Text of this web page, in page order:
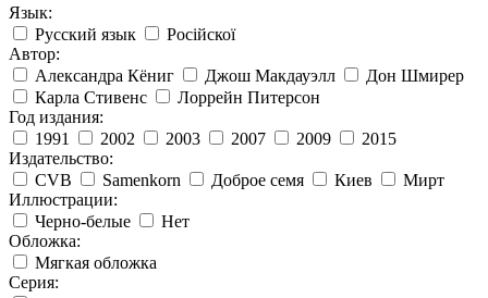
Язык:
Русский язык
Російскої
Автор:
Александра Кёниг
Джош Макдауэлл
Дон Шмирер
Карла Стивенс
Лоррейн Питерсон
Год издания:
1991
2002 2003 2007 2009
2015
Издательство:
CVB
Samenkorn Доброе семя Киев
Мирт
Иллюстрации:
Черно-белые
Нет
Обложка:
Мягкая обложка
Серия: